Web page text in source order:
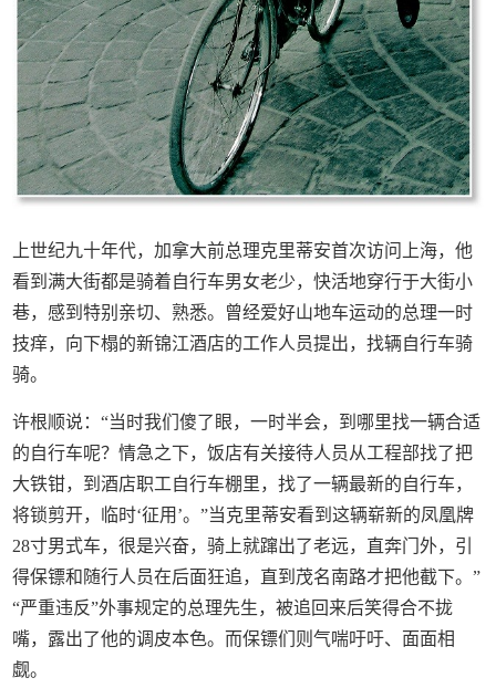
上世纪九十年代，加拿大前总理克里蒂安首次访问上海，他
看到满大街都是骑着自行车男女老少，快活地穿行于大街小
巷，感到特别亲切、熟悉。曾经爱好山地车运动的总理一时
技痒，向下榻的新锦江酒店的工作人员提出，找辆自行车骑
骑。
许根顺说：“当时我们傻了眼，一时半会，到哪里找一辆合适
的自行车呢？情急之下，饭店有关接待人员从工程部找了把
大铁钳，到酒店职工自行车棚里，找了一辆最新的自行车，
将锁剪开，临时‘征用’。”当克里蒂安看到这辆崭新的凤凰牌
28寸男式车，很是兴奋，骑上就蹿出了老远，直奔门外，引
得保镖和随行人员在后面狂追，直到茂名南路才把他截下。”
“严重违反”外事规定的总理先生，被追回来后笑得合不拢
嘴，露出了他的调皮本色。而保镖们则气喘吁吁、面面相
觑。